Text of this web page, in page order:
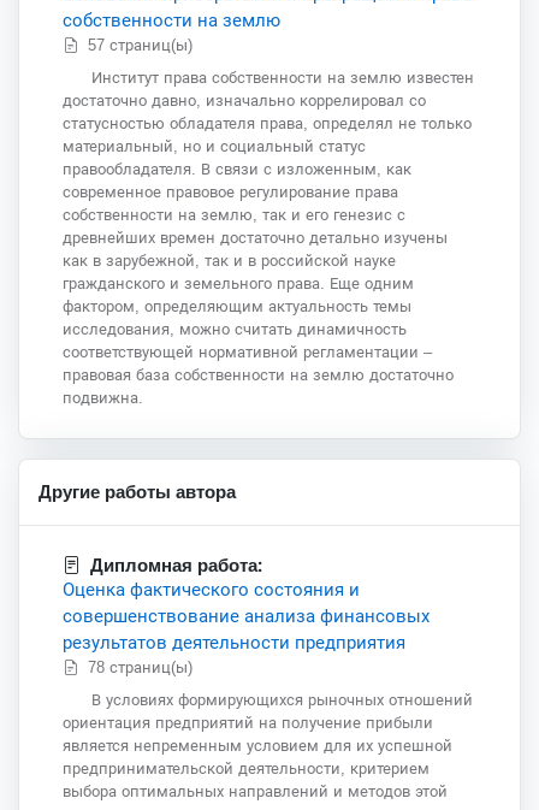
собственности на землю
57 страниц(ы)
Институт права собственности на землю известен
достаточно давно, изначально коррелировал со
статусностью обладателя права, определял не только
материальный, но и социальный статус
правообладателя. В связи с изложенным, как
современное правовое регулирование права
собственности на землю, так и его генезис с
древнейших времен достаточно детально изучены
как в зарубежной, так и в российской науке
гражданского и земельного права. Еще одним
фактором, определяющим актуальность темы
исследования, можно считать динамичность
соответствующей нормативной регламентации –
правовая база собственности на землю достаточно
подвижна.
Другие работы автора
Дипломная работа:
Оценка фактического состояния и
совершенствование анализа финансовых
результатов деятельности предприятия
78 страниц(ы)
В условиях формирующихся рыночных отношений
ориентация предприятий на получение прибыли
является непременным условием для их успешной
предпринимательской деятельности, критерием
выбора оптимальных направлений и методов этой